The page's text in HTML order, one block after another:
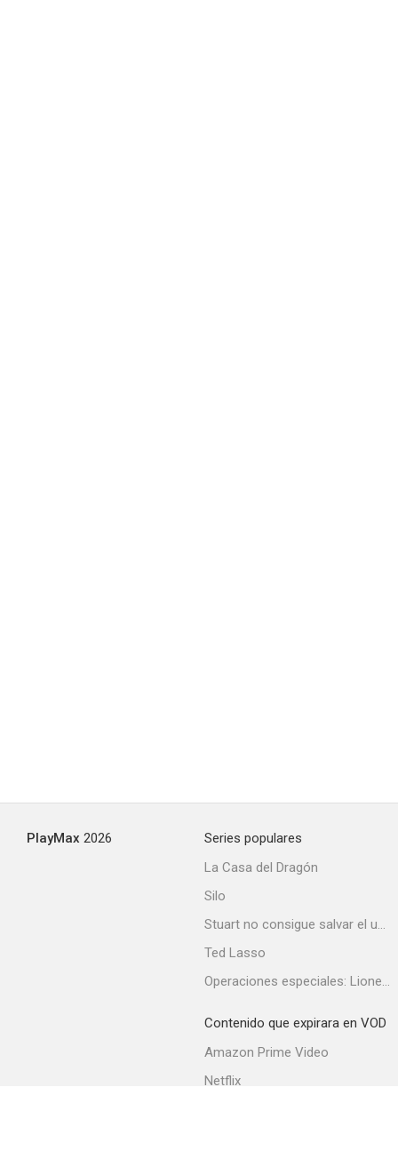
PlayMax 2026
Series populares
La Casa del Dragón
Silo
Stuart no consigue salvar el universo
Ted Lasso
Operaciones especiales: Lioness
Contenido que expirara en VOD
Amazon Prime Video
Netflix